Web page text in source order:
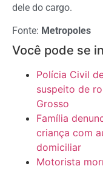
dele do cargo.
Fonte: Metropoles
Você pode se
Polícia Civil
suspeito de
Grosso
Família
criança com
domiciliar
Motorista